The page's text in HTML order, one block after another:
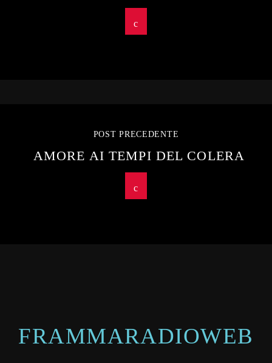
POST PRECEDENTE
AMORE AI TEMPI DEL COLERA
FRAMMARADIOWEB